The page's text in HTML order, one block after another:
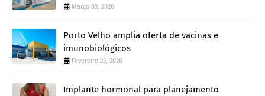
Março 03, 2026
Porto Velho amplia oferta de vacinas e
imunobiológicos
Fevereiro 23, 2026
Implante hormonal para planejamento